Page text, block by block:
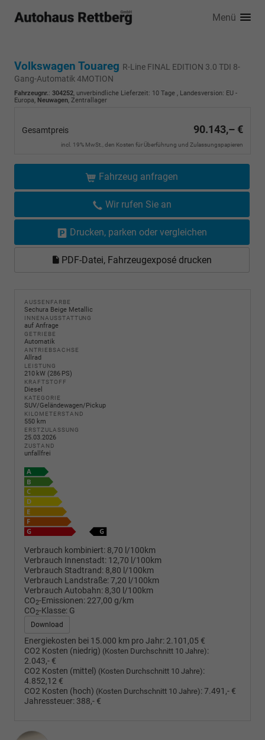
Menü
Volkswagen Touareg R-Line FINAL EDITION 3.0 TDI 8-
Gang-Automatik 4MOTION
Fahrzeugnr.: 304252, unverbindliche Lieferzeit: 10 Tage , Landesversion: EU -
Europa, Neuwagen, Zentrallager
Gesamtpreis 90.143,– €
incl. 19% MwSt., den Kosten für Überführung und Zulassungspapieren
Fahrzeug anfragen
Wir rufen Sie an
Drucken, parken oder vergleichen
PDF-Datei, Fahrzeugexposé drucken
AUSSENFARBE
Sechura Beige Metallic
INNENAUSSTATTUNG
auf Anfrage
GETRIEBE
Automatik
ANTRIEBSACHSE
Allrad
LEISTUNG
210 kW (286 PS)
KRAFTSTOFF
Diesel
KATEGORIE
SUV/Geländewagen/Pickup
KILOMETERSTAND
550 km
ERSTZULASSUNG
25.03.2026
ZUSTAND
unfallfrei
Verbrauch kombiniert: 8,70 l/100km
Verbrauch Innenstadt: 12,70 l/100km
Verbrauch Stadtrand: 8,80 l/100km
Verbrauch Landstraße:7,20 l/100km
Verbrauch Autobahn: 8,30 l/100km
CO2-Emissionen: 227,00 g/km
CO2-Klasse: G
Download
Energiekosten bei 15.000 km pro Jahr: 2.101,05 €
CO2 Kosten (niedrig) (Kosten Durchschnitt 10 Jahre):
2.043,- €
CO2 Kosten (mittel) (Kosten Durchschnitt 10 Jahre):
4.852,12 €
CO2 Kosten (hoch) (Kosten Durchschnitt 10 Jahre):7.491,- €
Jahressteuer: 388,- €